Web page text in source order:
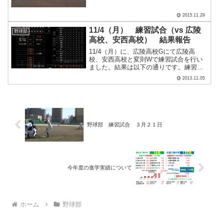
して、個人として課題を認識し冬練習の
目標を設定します。 肌寒い天候のも
と、Ａチームの最終戦として.....
2015.11.29
野球部
11/4（月） 練習試合（vs 広陵
高校、安西高校） 結果報告
11/4（月）に、広陵高校Gにて広陵高
校、安西高校と変則Wで練習試合を行い
ました。結果は以下の通りです。練習試
合 ●工大高 0 - 7 広陵○（8回コールド）
練習試合 ○安西 8 - 4 工大高●
2013.11.05
野球部 練習試合 ３月２１日
今年度の進学実績について
ホーム 野球部